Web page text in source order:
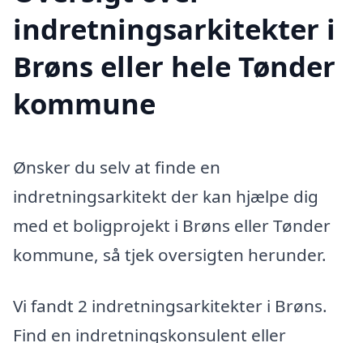
indretningsarkitekter i
Brøns eller hele Tønder
kommune
Ønsker du selv at finde en
indretningsarkitekt der kan hjælpe dig
med et boligprojekt i Brøns eller Tønder
kommune, så tjek oversigten herunder.
Vi fandt 2 indretningsarkitekter i Brøns.
Find en indretningskonsulent eller